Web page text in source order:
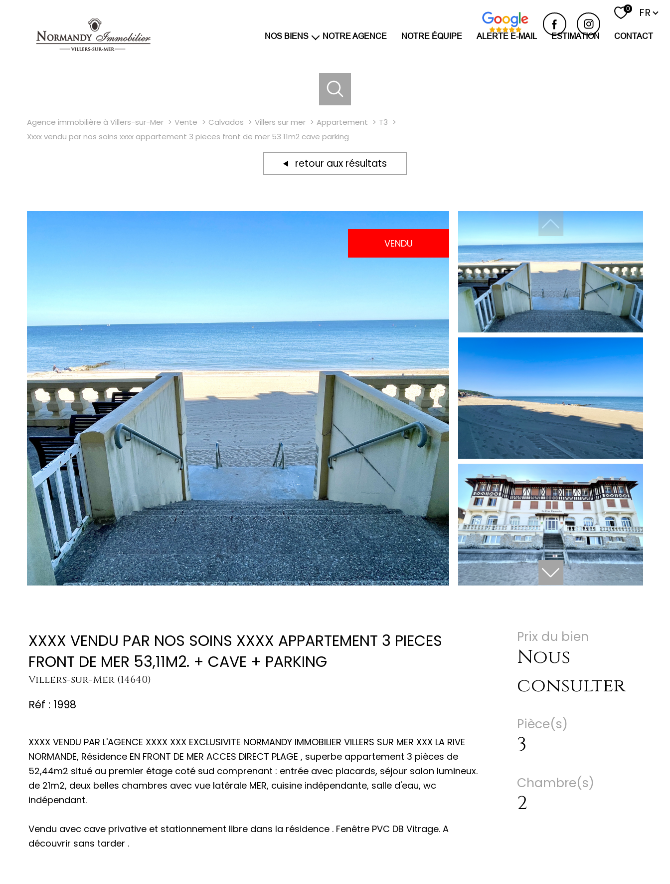
0 Langue
FR
NOS BIENS NOTRE AGENCE NOTRE ÉQUIPE ALERTE E-MAIL ESTIMATION CONTACT
Agence immobilière à Villers-sur-Mer Vente Calvados Villers sur mer Appartement
T3
Xxxx vendu par nos soins xxxx appartement 3 pieces front de mer 53 11m2 cave parking
retour aux résultats
VENDU
XXXX VENDU PAR NOS SOINS XXXX APPARTEMENT 3 PIECES
FRONT DE MER 53,11M2. + CAVE + PARKING
Villers-sur-Mer (14640)
Réf : 1998
XXXX VENDU PAR L'AGENCE XXXX XXX EXCLUSIVITE NORMANDY IMMOBILIER VILLERS SUR MER XXX LA RIVE
NORMANDE, Résidence EN FRONT DE MER ACCES DIRECT PLAGE , superbe appartement 3 pièces de
52,44m2 situé au premier étage coté sud comprenant : entrée avec placards, séjour salon lumineux.
de 21m2, deux belles chambres avec vue latérale MER, cuisine indépendante, salle d'eau, wc
indépendant.
Vendu avec cave privative et stationnement libre dans la résidence . Fenêtre PVC DB Vitrage. A
découvrir sans tarder .
Prix du bien
Nous
consulter
Pièce(s)
3
Chambre(s)
2